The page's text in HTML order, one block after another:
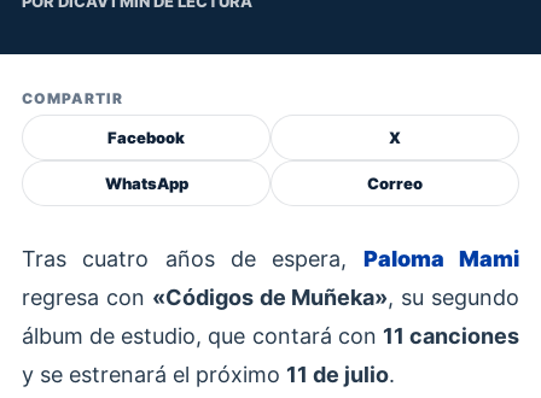
COMPARTIR
Facebook X
WhatsApp Correo
Tras cuatro años de espera, Paloma Mami
regresa con «Códigos de Muñeka», su segundo
álbum de estudio, que contará con 11 canciones
y se estrenará el próximo 11 de julio.